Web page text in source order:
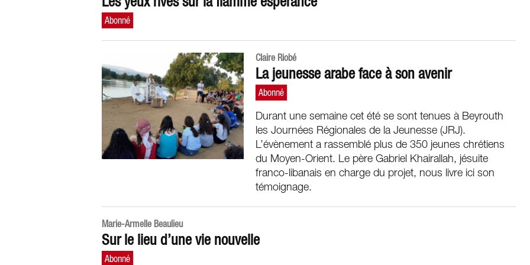
Claire Riobé
La jeunesse arabe face à son avenir
Durant une semaine cet été se sont tenues à Beyrouth
les Journées Régionales de la Jeunesse (JRJ).
L’évènement a rassemblé plus de 350 jeunes chrétiens
du Moyen-Orient. Le père Gabriel Khairallah, jésuite
franco-libanais en charge du projet, nous livre ici son
témoignage.
Marie-Armelle Beaulieu
Sur le lieu d’une vie nouvelle